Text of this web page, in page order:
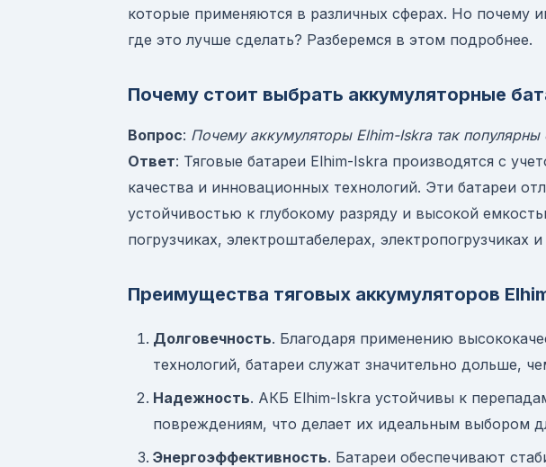
которые применяются в различных сферах. Но почему
где это лучше сделать? Разберемся в этом подробнее.
Почему стоит выбрать аккумуляторные
Вопрос: Почему аккумуляторы Elhim-Iskra так популярны
Ответ: Тяговые батареи Elhim-Iskra производятся с
качества и инновационных технологий. Эти батареи
устойчивостью к глубокому разряду и высокой
погрузчиках, электроштабелерах, электропогрузчиках
Преимущества тяговых аккумуляторов
Долговечность. Благодаря применению
технологий, батареи служат значительно дольше,
Надежность. АКБ Elhim-Iskra устойчивы к
повреждениям, что делает их идеальным выбором
Энергоэффективность. Батареи обеспечивают